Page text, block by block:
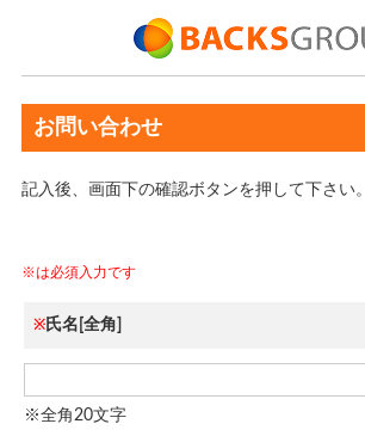
お問い合わせ
記入後、画面下の確認ボタンを押して下さい。
※は必須入力です
※ 氏名[全角]
※全角20文字